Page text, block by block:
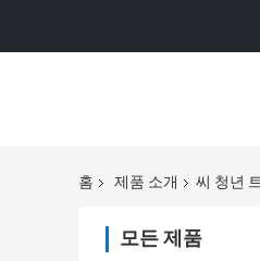
홈 제품 소개 씨 청년
모든 제품